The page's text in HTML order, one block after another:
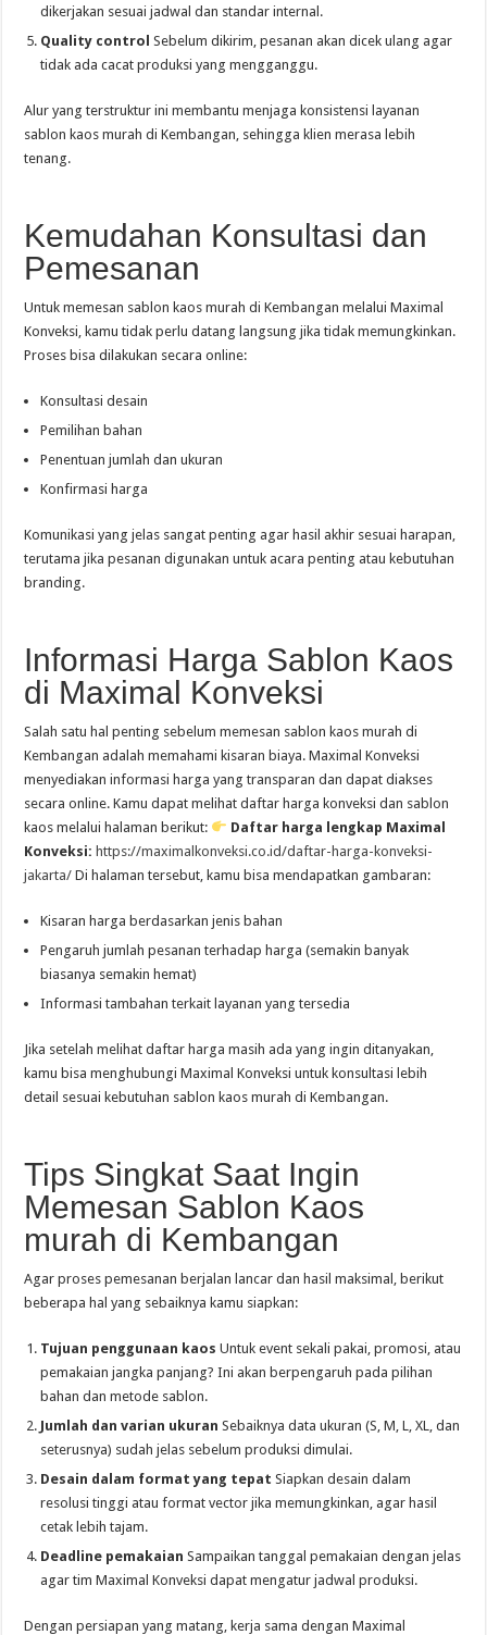
dikerjakan sesuai jadwal dan standar internal.
Quality control Sebelum dikirim, pesanan akan dicek ulang agar
tidak ada cacat produksi yang mengganggu.
Alur yang terstruktur ini membantu menjaga konsistensi layanan
sablon kaos murah di Kembangan, sehingga klien merasa lebih
tenang.
Kemudahan Konsultasi dan
Pemesanan
Untuk memesan sablon kaos murah di Kembangan melalui Maximal
Konveksi, kamu tidak perlu datang langsung jika tidak memungkinkan.
Proses bisa dilakukan secara online:
Konsultasi desain
Pemilihan bahan
Penentuan jumlah dan ukuran
Konfirmasi harga
Komunikasi yang jelas sangat penting agar hasil akhir sesuai harapan,
terutama jika pesanan digunakan untuk acara penting atau kebutuhan
branding.
Informasi Harga Sablon Kaos
di Maximal Konveksi
Salah satu hal penting sebelum memesan sablon kaos murah di
Kembangan adalah memahami kisaran biaya. Maximal Konveksi
menyediakan informasi harga yang transparan dan dapat diakses
secara online. Kamu dapat melihat daftar harga konveksi dan sablon
kaos melalui halaman berikut:
Daftar harga lengkap Maximal
Konveksi: https://maximalkonveksi.co.id/daftar-harga-konveksi-
jakarta/ Di halaman tersebut, kamu bisa mendapatkan gambaran:
Kisaran harga berdasarkan jenis bahan
Pengaruh jumlah pesanan terhadap harga (semakin banyak
biasanya semakin hemat)
Informasi tambahan terkait layanan yang tersedia
Jika setelah melihat daftar harga masih ada yang ingin ditanyakan,
kamu bisa menghubungi Maximal Konveksi untuk konsultasi lebih
detail sesuai kebutuhan sablon kaos murah di Kembangan.
Tips Singkat Saat Ingin
Memesan Sablon Kaos
murah di Kembangan
Agar proses pemesanan berjalan lancar dan hasil maksimal, berikut
beberapa hal yang sebaiknya kamu siapkan:
Tujuan penggunaan kaos Untuk event sekali pakai, promosi, atau
pemakaian jangka panjang? Ini akan berpengaruh pada pilihan
bahan dan metode sablon.
Jumlah dan varian ukuran Sebaiknya data ukuran (S, M, L, XL, dan
seterusnya) sudah jelas sebelum produksi dimulai.
Desain dalam format yang tepat Siapkan desain dalam
resolusi tinggi atau format vector jika memungkinkan, agar hasil
cetak lebih tajam.
Deadline pemakaian Sampaikan tanggal pemakaian dengan jelas
agar tim Maximal Konveksi dapat mengatur jadwal produksi.
Dengan persiapan yang matang, kerja sama dengan Maximal